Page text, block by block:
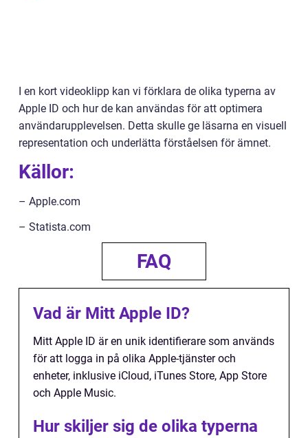
I en kort videoklipp kan vi förklara de olika typerna av
Apple ID och hur de kan användas för att optimera
användarupplevelsen. Detta skulle ge läsarna en visuell
representation och underlätta förståelsen för ämnet.
Källor:
– Apple.com
– Statista.com
FAQ
Vad är Mitt Apple ID?
Mitt Apple ID är en unik identifierare som används
för att logga in på olika Apple-tjänster och
enheter, inklusive iCloud, iTunes Store, App Store
och Apple Music.
Hur skiljer sig de olika typerna